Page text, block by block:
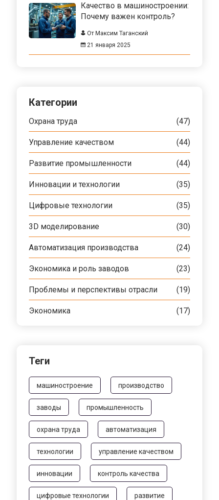
Качество в машиностроении:
Почему важен контроль?
От Максим Таганский
21 января 2025
Категории
Охрана труда (47)
Управление качеством (44)
Развитие промышленности (44)
Инновации и технологии (35)
Цифровые технологии (35)
3D моделирование (30)
Автоматизация производства (24)
Экономика и роль заводов (23)
Проблемы и перспективы отрасли (19)
Экономика (17)
Теги
машиностроение производство
заводы промышленность
охрана труда автоматизация
технологии управление качеством
инновации контроль качества
цифровые технологии развитие